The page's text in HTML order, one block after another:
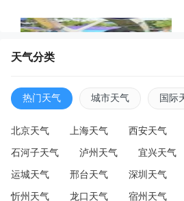
天气分类
热门天气 城市天气 国际
北京天气 上海天气 西安天气
石河子天气 泸州天气 宜兴天气
运城天气 邢台天气 深圳天气
忻州天气 龙口天气 宿州天气